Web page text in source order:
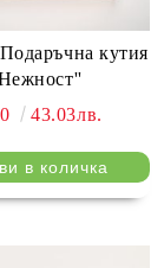
кутия
43.03лв.